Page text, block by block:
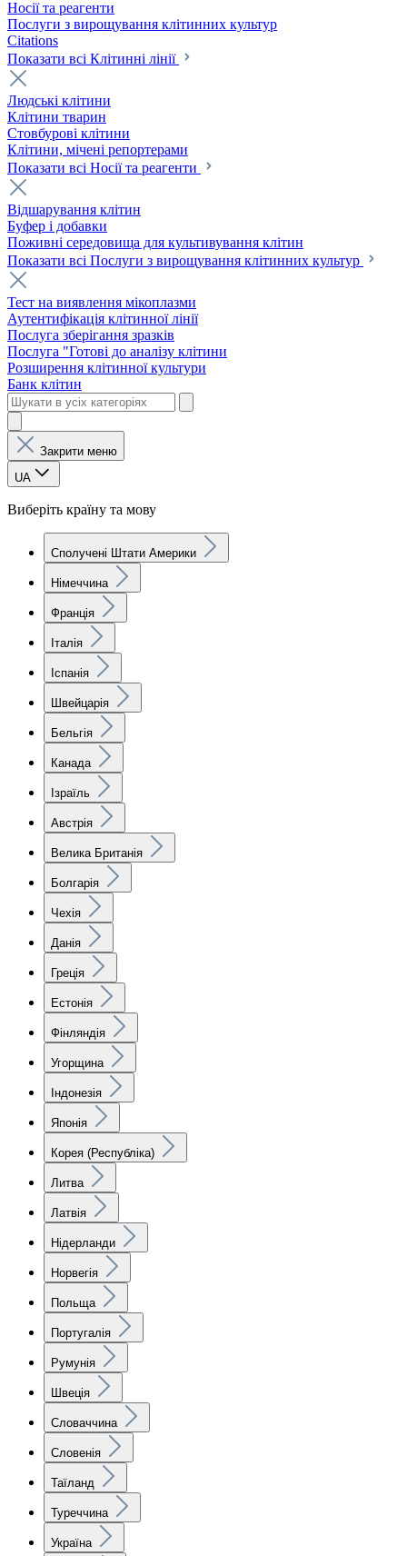
Носії та реагенти
Послуги з вирощування клітинних культур
Citations
Показати всі Клітинні лінії
Людські клітини
Клітини тварин
Стовбурові клітини
Клітини, мічені репортерами
Показати всі Носії та реагенти
Відшарування клітин
Буфер і добавки
Поживні середовища для культивування клітин
Показати всі Послуги з вирощування клітинних культур
Тест на виявлення мікоплазми
Аутентифікація клітинної лінії
Послуга зберігання зразків
Послуга "Готові до аналізу клітини
Розширення клітинної культури
Банк клітин
Закрити меню
UA
Виберіть країну та мову
Сполучені Штати Америки
Німеччина
Франція
Італія
Іспанія
Швейцарія
Бельгія
Канада
Ізраїль
Австрія
Велика Британія
Болгарія
Чехія
Данія
Греція
Естонія
Фінляндія
Угорщина
Індонезія
Японія
Корея (Республіка)
Литва
Латвія
Нідерланди
Норвегія
Польща
Португалія
Румунія
Швеція
Словаччина
Словенія
Таїланд
Туреччина
Україна